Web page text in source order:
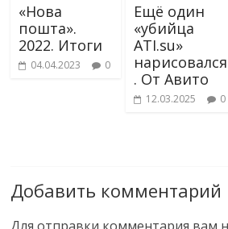
«Нова
пошта».
2022. Итоги
04.04.2023 0
Ещё один
«убийца
ATI.su»
нарисовался
. От Авито
12.03.2025 0
Добавить комментарий